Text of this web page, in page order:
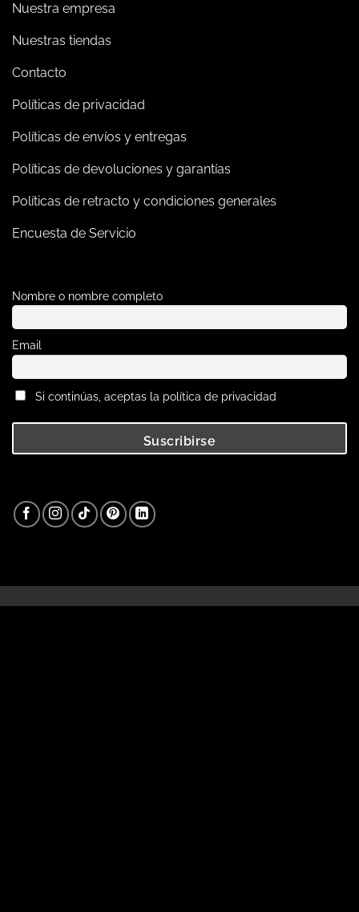
Nuestra empresa
Nuestras tiendas
Contacto
Políticas de privacidad
Políticas de envíos y entregas
Políticas de devoluciones y garantías
Políticas de retracto y condiciones generales
Encuesta de Servicio
Nombre o nombre completo
Email
Si continúas, aceptas la política de privacidad